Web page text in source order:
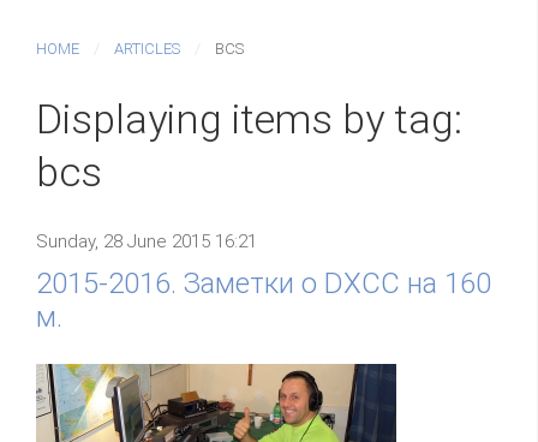
HOME ARTICLES BCS
Displaying items by tag:
bcs
Sunday, 28 June 2015 16:21
2015-2016. Заметки о DXCC на 160
м.